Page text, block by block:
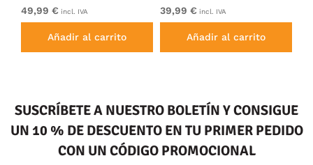
49,99 € incl. IVA
Añadir al carrito
39,99 € incl. IVA
Añadir al carrito
SUSCRÍBETE A NUESTRO BOLETÍN Y CONSIGUE
UN 10 % DE DESCUENTO EN TU PRIMER PEDIDO
CON UN CÓDIGO PROMOCIONAL